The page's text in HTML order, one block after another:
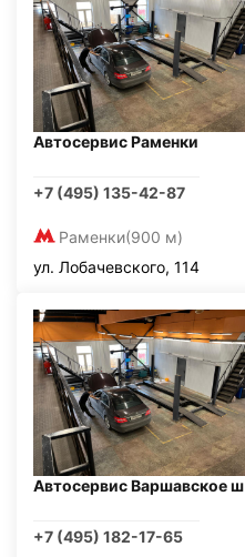
Автосервис Раменки
+7 (495) 135-42-87
Раменки(900 м)
ул. Лобачевского, 114
Автосервис Варшавское ш
+7 (495) 182-17-65